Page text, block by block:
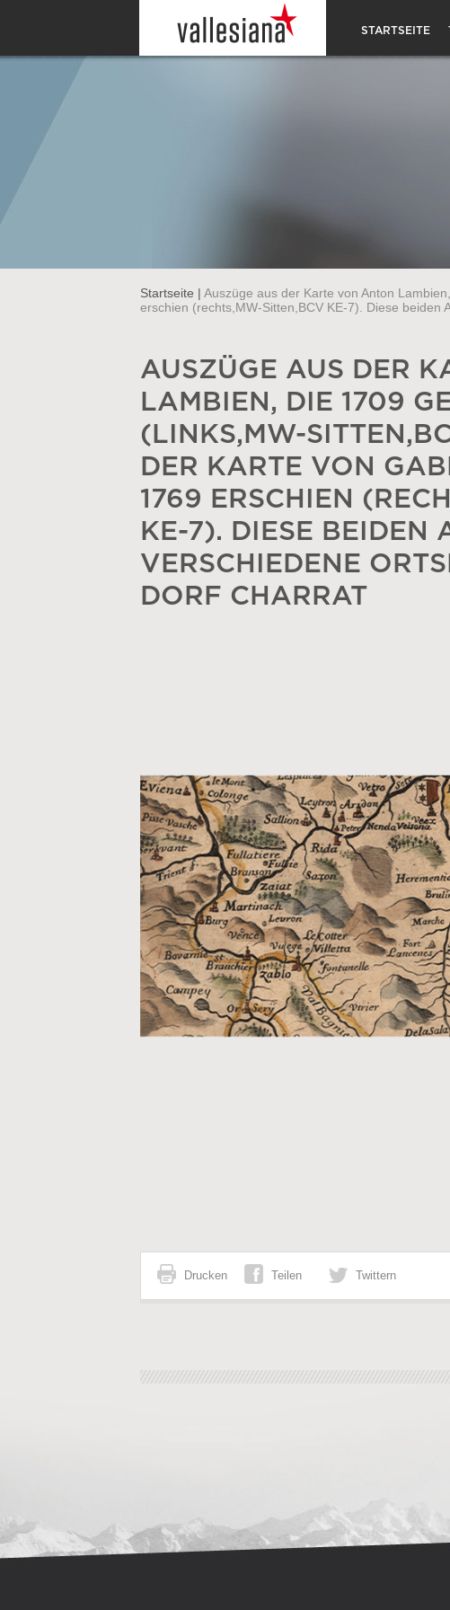
STARTSEITE
Startseite | Auszüge aus der Karte von Anton
erschien (rechts,MW-Sitten,BCV KE-7). Diese
AUSZÜGE AUS DER
LAMBIEN, DIE 1709
(LINKS,MW-
DER KARTE VON
1769 ERSCHIEN
KE-7). DIESE BEIDEN
VERSCHIEDENE
DORF CHARRAT
Drucken Teilen Twittern